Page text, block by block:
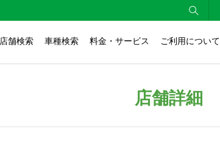
店舗検索 車種検索 料金・サービス ご利用について
店舗詳細